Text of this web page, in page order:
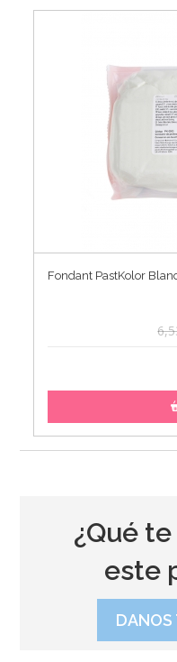
Fondant PastKolor
¿Qué
este
DANOS